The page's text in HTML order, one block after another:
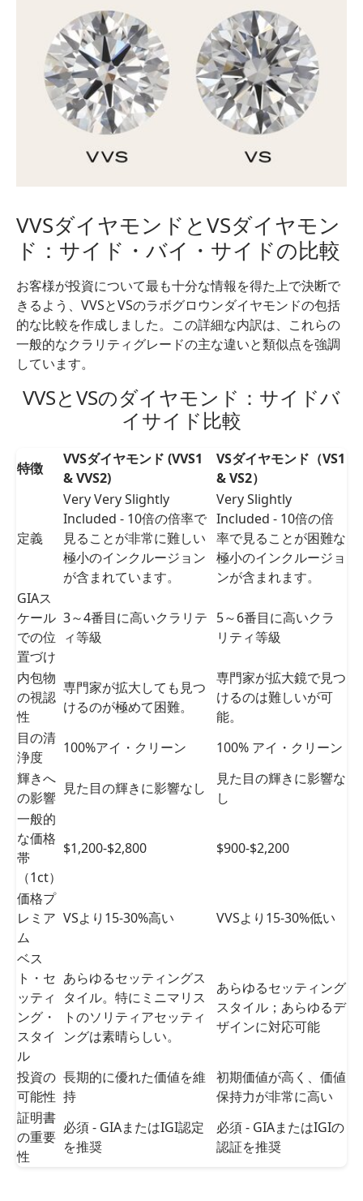
VVSダイヤモンドとVSダイヤモン
ド：サイド・バイ・サイドの比較
お客様が投資について最も十分な情報を得た上で決断で
きるよう、VVSとVSのラボグロウンダイヤモンドの包括
的な比較を作成しました。この詳細な内訳は、これらの
一般的なクラリティグレードの主な違いと類似点を強調
しています。
VVSとVSのダイヤモンド：サイドバ
イサイド比較
VVSとVSのダイヤモンド：サイド・バイ・サイド比較
特徴
VVSダイヤモンド (VVS1
& VVS2)
VSダイヤモンド（VS1
& VS2）
定義
Very Very Slightly
Included - 10倍の倍率で
見ることが非常に難しい
極小のインクルージョン
が含まれています。
Very Slightly
Included - 10倍の倍
率で見ることが困難な
極小のインクルージョ
ンが含まれます。
GIAス
ケール
での位
置づけ
3～4番目に高いクラリテ
ィ等級
5～6番目に高いクラ
リティ等級
内包物
の視認
性
専門家が拡大しても見つ
けるのが極めて困難。
専門家が拡大鏡で見つ
けるのは難しいが可
能。
目の清
浄度
100%アイ・クリーン
100% アイ・クリーン
輝きへ
の影響
見た目の輝きに影響なし
見た目の輝きに影響な
し
一般的
な価格
帯
（1ct）
$1,200-$2,800 $900-$2,200
価格プ
レミア
ム
VSより15-30%高い VVSより15-30%低い
ベス
ト・セ
ッティ
ング・
スタイ
ル
あらゆるセッティングス
タイル。特にミニマリス
トのソリティアセッティ
ングは素晴らしい。
あらゆるセッティング
スタイル；あらゆるデ
ザインに対応可能
投資の
可能性
長期的に優れた価値を維
持
初期価値が高く、価値
保持力が非常に高い
証明書
の重要
性
必須 - GIAまたはIGI認定
を推奨
必須 - GIAまたはIGIの
認証を推奨